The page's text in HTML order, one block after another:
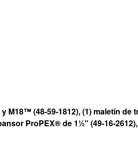
(48-59-1812), (1) maletín
ProPEX® de 1½" (49-16-